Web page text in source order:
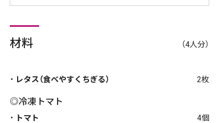
材料 （4人分）
レタス（食べやすくちぎる） 2枚
◎冷凍トマト
トマト 4個